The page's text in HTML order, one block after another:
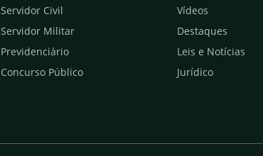
Servidor Civil
Servidor Militar
Previdenciário
Concurso Público
Vídeos
Destaques
Leis e Notícias
Jurídico